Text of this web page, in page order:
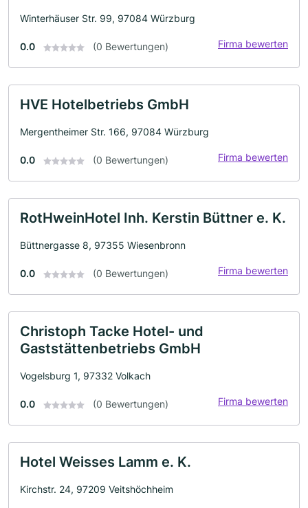
Winterhäuser Str. 99, 97084 Würzburg
0.0 (0 Bewertungen) Firma bewerten
HVE Hotelbetriebs GmbH
Mergentheimer Str. 166, 97084 Würzburg
0.0 (0 Bewertungen) Firma bewerten
RotHweinHotel Inh. Kerstin Büttner e. K.
Büttnergasse 8, 97355 Wiesenbronn
0.0 (0 Bewertungen) Firma bewerten
Christoph Tacke Hotel- und
Gaststättenbetriebs GmbH
Vogelsburg 1, 97332 Volkach
0.0 (0 Bewertungen) Firma bewerten
Hotel Weisses Lamm e. K.
Kirchstr. 24, 97209 Veitshöchheim